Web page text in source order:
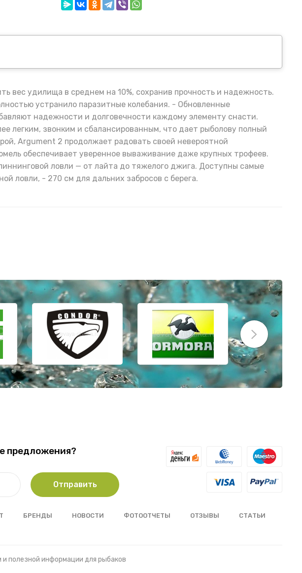
вес удилища в среднем на 10%, сохранив прочность и надежность.
устранило паразитные колебания. - Обновленные
надежности и долговечности каждому элементу снасти.
легким, звонким и сбалансированным, что дает рыболову полный
Argument 2 продолжает радовать своей невероятной
обеспечивает уверенное вываживание даже крупных трофеев.
ловли — от лайта до тяжелого джига. Доступны самые
ловли, - 270 см для дальних забросов с берега.
предложения?
Отправить
БРЕНДЫ НОВОСТИ ФОТООТЧЕТЫ ОТЗЫВЫ
СТАТЬИ
полезной информации для рыбаков